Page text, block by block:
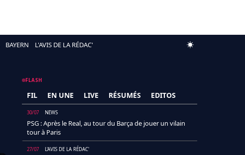
BAYERN L'AVIS DE LA RÉDAC'
FLASH
FIL EN UNE LIVE RÉSUMÉS EDITOS
30/07 NEWS
PSG : Après le Real, au tour du Barça de jouer un vilain
tour à Paris
27/07 L'AVIS DE LA RÉDAC'